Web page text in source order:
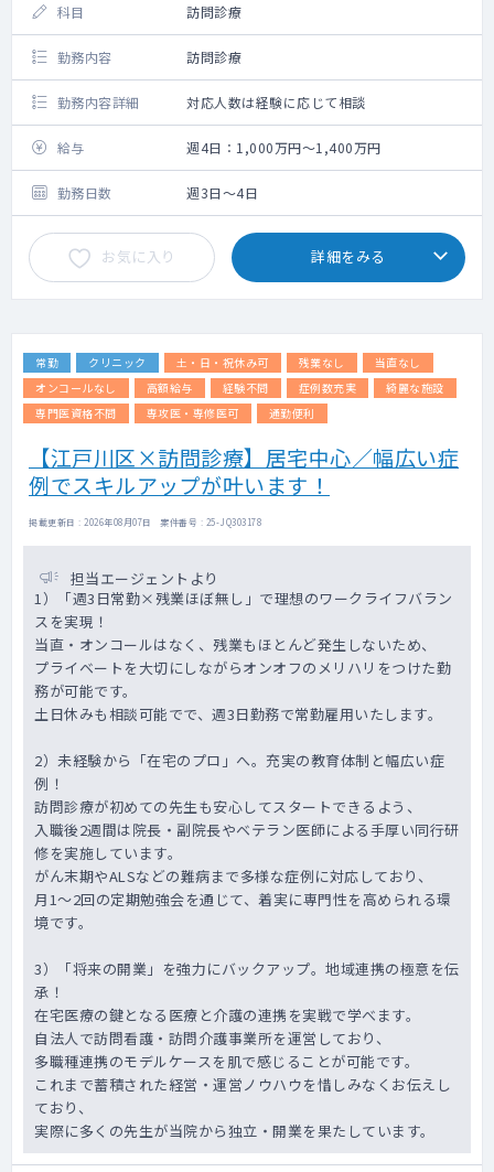
がフォローします。
遠隔読影あり
二次読影：胸部・胃部・乳腺
科目 訪問診療
勤務内容 訪問診療
勤務内容詳細 対応人数は経験に応じて相談
給与 週4日：1,000万円～1,400万円
勤務日数 週3日～4日
お気に入り 詳細をみる
常勤 クリニック 土・日・祝休み可 残業なし
当直なし
オンコールなし
高額給与 経験不問 症例数充実
綺麗な施設
専門医資格不問
専攻医・専修医可 通勤便利
【江戸川区×訪問診療】居宅中心／幅広い症
例でスキルアップが叶います！
掲載更新日 : 2026年08月07日 案件番号 : 25-JQ303178
担当エージェントより
1）「週3日常勤×残業ほぼ無し」で理想のワークライフバラン
スを実現！
当直・オンコールはなく、残業もほとんど発生しないため、
プライベートを大切にしながらオンオフのメリハリをつけた勤
務が可能です。
土日休みも相談可能でで、週3日勤務で常勤雇用いたします。
2）未経験から「在宅のプロ」へ。充実の教育体制と幅広い症
例！
訪問診療が初めての先生も安心してスタートできるよう、
入職後2週間は院長・副院長やベテラン医師による手厚い同行研
修を実施しています。
がん末期やALSなどの難病まで多様な症例に対応しており、
月1～2回の定期勉強会を通じて、着実に専門性を高められる環
境です。
3）「将来の開業」を強力にバックアップ。地域連携の極意を伝
承！
在宅医療の鍵となる医療と介護の連携を実戦で学べます。
自法人で訪問看護・訪問介護事業所を運営しており、
多職種連携のモデルケースを肌で感じることが可能です。
これまで蓄積された経営・運営ノウハウを惜しみなくお伝えし
ており、
実際に多くの先生が当院から独立・開業を果たしています。